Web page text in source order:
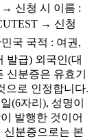
→ 신청 시 이름 :
→ 신청
국 국적 : 여권,
발급) 외국인(대
신분증은 유효기
으로 인정합니다.
(6자리), 성명이
발행한 것이어
신분증으로는 본